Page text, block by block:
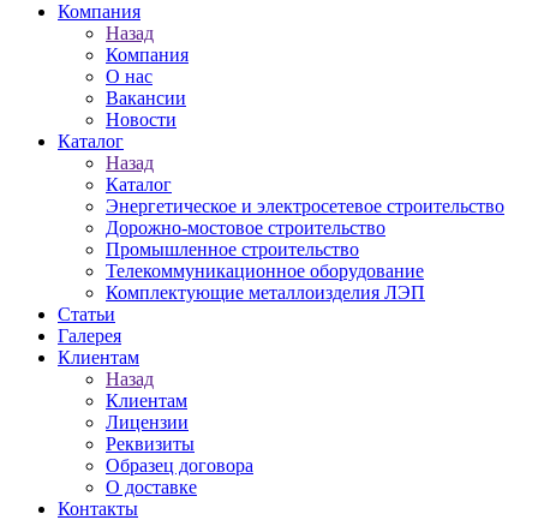
Компания
Назад
Компания
О нас
Вакансии
Новости
Каталог
Назад
Каталог
Энергетическое и электросетевое строительство
Дорожно-мостовое строительство
Промышленное строительство
Телекоммуникационное оборудование
Комплектующие металлоизделия ЛЭП
Статьи
Галерея
Клиентам
Назад
Клиентам
Лицензии
Реквизиты
Образец договора
О доставке
Контакты